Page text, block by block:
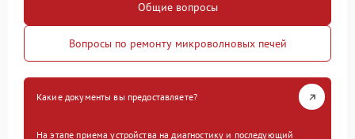
Общие вопросы
Вопросы по ремонту микроволновых печей
Какие документы вы предоставляете?
На этапе приема устройства на диагностику и последующий